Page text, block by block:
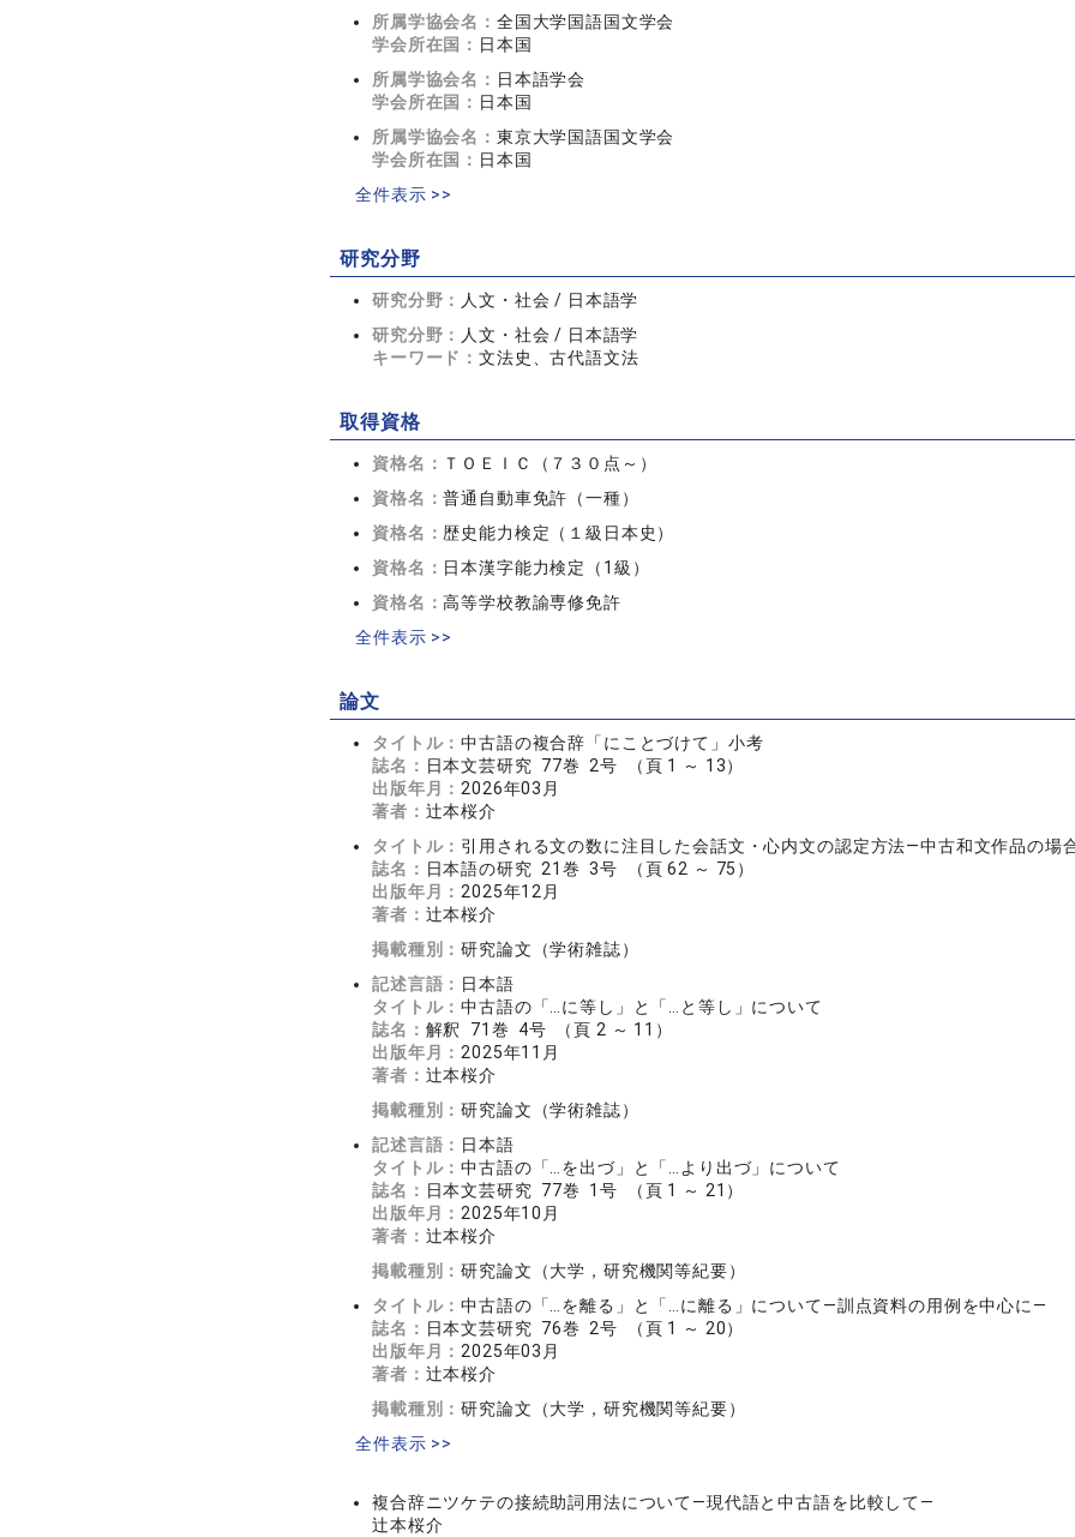
所属学協会名： 全国大学国語国文学会
学会所在国： 日本国
所属学協会名： 日本語学会
学会所在国： 日本国
所属学協会名： 東京大学国語国文学会
学会所在国： 日本国
全件表示 >>
研究分野
研究分野： 人文・社会 / 日本語学
研究分野： 人文・社会 / 日本語学
キーワード：文法史、古代語文法
取得資格
資格名： ＴＯＥＩＣ（７３０点～）
資格名：普通自動車免許（一種）
資格名： 歴史能力検定（１級日本史）
資格名： 日本漢字能力検定（1級）
資格名：高等学校教諭専修免許
全件表示 >>
論文
タイトル：中古語の複合辞「にことづけて」小考
誌名： 日本文芸研究 77巻 2号 （頁 1 ～ 13）
出版年月： 2026年03月
著者： 辻本桜介
タイトル： 引用される文の数に注目した会話文・心内文の認定方法―中古和文作品の場
誌名： 日本語の研究 21巻 3号 （頁 62 ～ 75）
出版年月： 2025年12月
著者： 辻本桜介
掲載種別：研究論文（学術雑誌）
記述言語： 日本語
タイトル：中古語の「…に等し」と「…と等し」について
誌名： 解釈 71巻 4号 （頁 2 ～ 11）
出版年月： 2025年11月
著者： 辻本桜介
掲載種別：研究論文（学術雑誌）
記述言語： 日本語
タイトル：中古語の「…を出づ」と「…より出づ」について
誌名： 日本文芸研究 77巻 1号 （頁 1 ～ 21）
出版年月： 2025年10月
著者： 辻本桜介
掲載種別：研究論文（大学，研究機関等紀要）
タイトル：中古語の「…を離る」と「…に離る」について―訓点資料の用例を中心に―
誌名： 日本文芸研究 76巻 2号 （頁 1 ～ 20）
出版年月： 2025年03月
著者： 辻本桜介
掲載種別：研究論文（大学，研究機関等紀要）
全件表示 >>
複合辞ニツケテの接続助詞用法について―現代語と中古語を比較して―
辻本桜介